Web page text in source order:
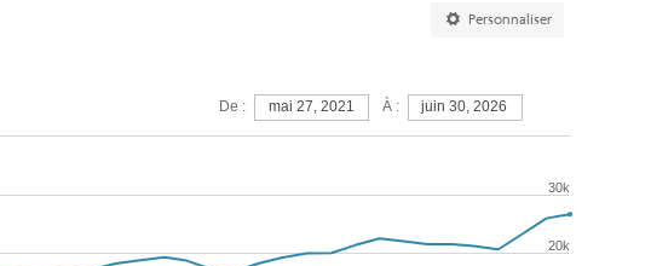
Personnaliser
De : mai 27, 2021 À : juin 30, 2026
20k
30k